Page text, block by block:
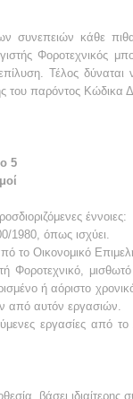
συνεπειών κάθε
Φοροτεχνικός
Τέλος δύναται
του παρόντος Κώδικα
5
έννοιες:
1980, όπως ισχύει.
το Οικονομικό
ή αόριστο
από αυτόν εργασιών.
εργασίες από
βάσει